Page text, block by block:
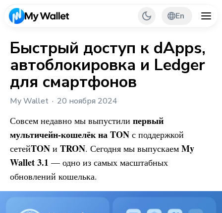
En
Back
My Wallet Tips
Быстрый доступ к dApps,
автоблокировка и Ledger
для смартфонов
My Wallet 20 ноября 2024
Совсем недавно мы выпустили первый
мультичейн-кошелёк на TON с поддержкой
сетейTON и TRON. Сегодня мы выпускаем My
Wallet3.1 — одно из самых масштабных
обновлений кошелька.